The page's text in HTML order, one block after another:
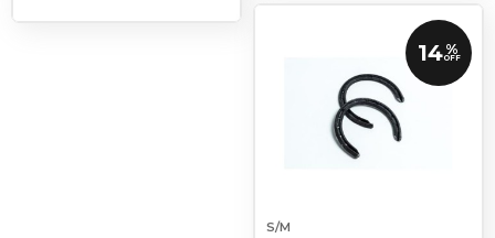
14 %
OFF
S/M